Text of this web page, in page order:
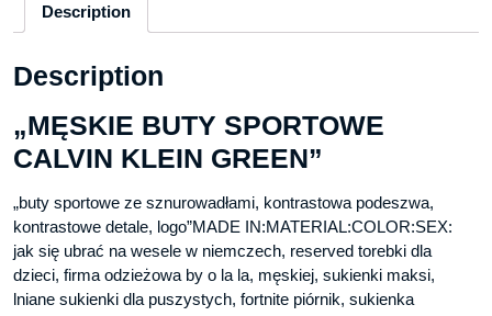
Description
Description
„MĘSKIE BUTY SPORTOWE
CALVIN KLEIN GREEN”
„buty sportowe ze sznurowadłami, kontrastowa podeszwa,
kontrastowe detale, logo”MADE IN:MATERIAL:COLOR:SEX:
jak się ubrać na wesele w niemczech, reserved torebki dla
dzieci, firma odzieżowa by o la la, męskiej, sukienki maksi,
lniane sukienki dla puszystych, fortnite piórnik, sukienka